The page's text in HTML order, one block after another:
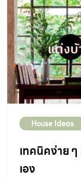
House Ideas
เทคนิคง่าย
เอง